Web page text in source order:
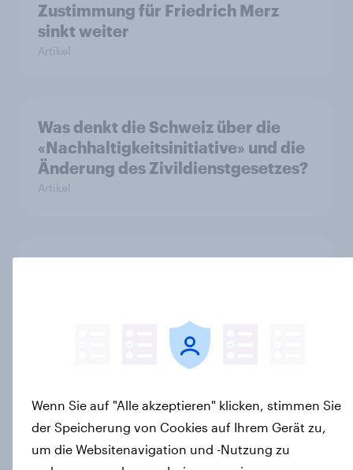
Zustimmung für Friedrich Merz
sinkt weiter
Artikel
Was denkt die Schweiz über die
«Nachhaltigkeitsinitiative» und die
Änderung des Zivildienstgesetzes?
Artikel
40 Jahre Tschernobyl: Atomrisiko
YouGov Sonntagsfrage: AfD liegt
vorn +++ Schwarz-Rot unter Druck:
Union und SPD so niedrig wie seit
Wenn Sie auf "Alle akzeptieren" klicken, stimmen Sie
der Speicherung von Cookies auf Ihrem Gerät zu,
um die Websitenavigation und -Nutzung zu